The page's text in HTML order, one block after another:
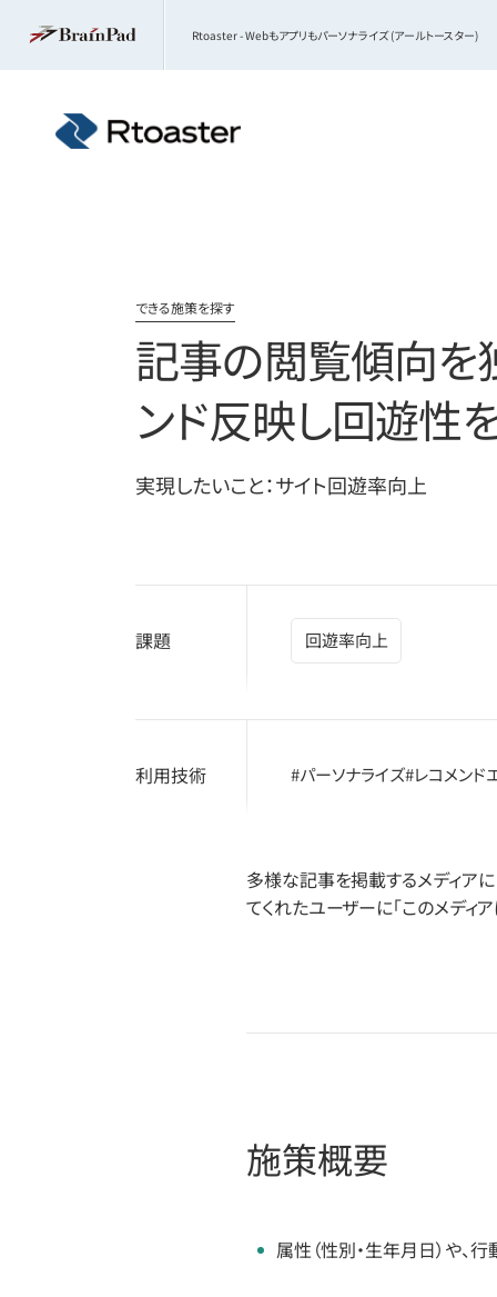
Rtoaster - Webもアプリもパーソナライズ (アールトースター)
できる施策を探す
記事の閲覧傾向を
ンド反映し回遊性
実現したいこと：サイト回遊率向上
課題 回遊率向上
利用技術 #パーソナライズ#レコメンド
多様な記事を掲載するメディア
てくれたユーザーに「このメディ
施策概要
属性（性別・生年月日）や、